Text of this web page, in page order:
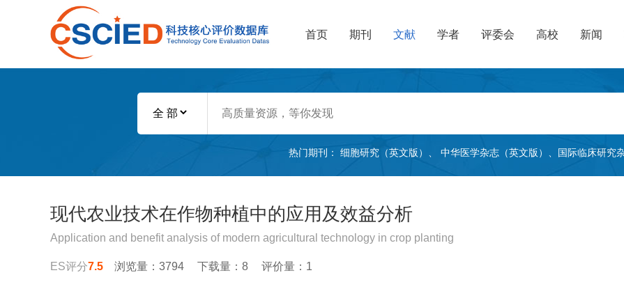
首页 期刊 文献 学者 评委会 高校 新闻
热门期刊： 细胞研究（英文版） 中华医学杂志（英文版） 国际临床研究
现代农业技术在作物种植中的应用及效益分析
Application and benefit analysis of modern agricultural technology in crop planting
ES评分7.5 浏览量：3794 下载量：8 评价量：1